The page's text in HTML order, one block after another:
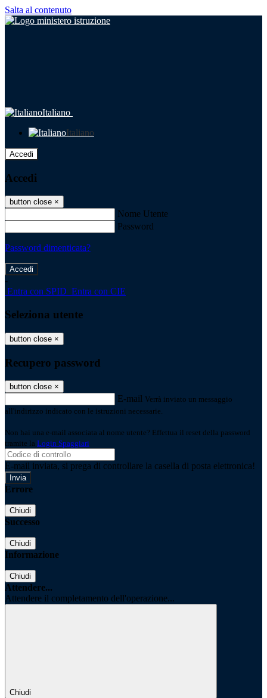
Salta al contenuto
Italiano
Italiano
Accedi
Accedi
button close ×
Nome Utente
Password
Password dimenticata?
-
Entra con SPID Entra con CIE
Seleziona utente
button close ×
Recupero password
button close ×
E-mail Verrà inviato un messaggio
all'indirizzo indicato con le istruzioni necessarie.
Non hai una e-mail associata al nome utente? Effettua il reset della password
tramite la Login Spaggiari
E-mail inviata, si prega di controllare la casella di posta elettronica!
Errore
Chiudi
Successo
Chiudi
Informazione
Chiudi
Attendere...
Attendere il completamento dell'operazione...
Chiudi